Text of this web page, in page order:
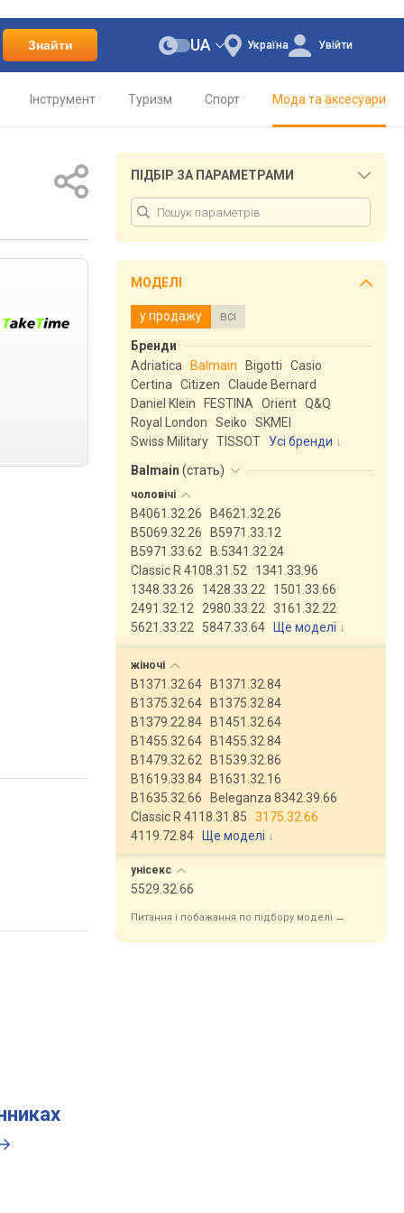
Знайти Україна
UA Увійти
Інструмент Туризм Спорт Мода та аксесуари
ПІДБІР ЗА ПАРАМЕТРАМИ
МОДЕЛІ
у продажу всі
Бренди
Adriatica
Balmain Bigotti
Casio
Certina
Citizen
Claude Bernard
Daniel Klein
FESTINA Orient Q&Q
Royal London
Seiko
SKMEI
Swiss Military TISSOT
Усі бренди
Balmain (стать)
чоловічі
B4061.32.26
B4621.32.26
B5069.32.26
B5971.33.12
B5971.33.62
B.5341.32.24
Classic R 4108.31.52
1341.33.96
1348.33.26
1428.33.22
1501.33.66
2491.32.12
2980.33.22
3161.32.22
5621.33.22
5847.33.64 Ще моделі ↓
жіночі
B1371.32.64
B1371.32.84
B1375.32.64
B1375.32.84
B1379.22.84
B1451.32.64
B1455.32.64
B1455.32.84
B1479.32.62
B1539.32.86
B1619.33.84
B1631.32.16
B1635.32.66
Beleganza 8342.39.66
Classic R 4118.31.85
3175.32.66
4119.72.84
Ще моделі ↓
унісекс
5529.32.66
Питання і побажання по підбору моделі →